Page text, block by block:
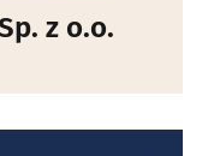
z o.o.